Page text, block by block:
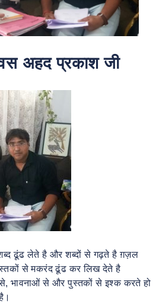
अहद प्रकाश जी
ढूंढ लेते है और शब्दों से गढ़ते है ग़ज़ल
से मकरंद ढूंढ कर लिख देते है
से, भावनाओं से और पुस्तकों से इश्क करते हो